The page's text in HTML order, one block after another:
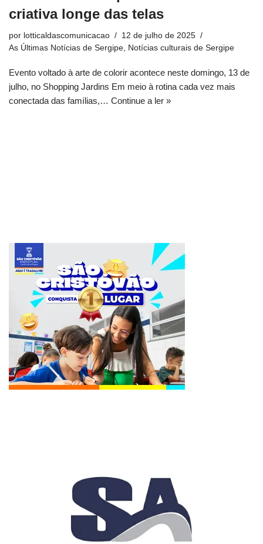
criativa longe das telas
por lotticaldascomunicacao
12 de julho de 2025
As Últimas Notícias de Sergipe
Notícias culturais de Sergipe
Evento voltado à arte de colorir acontece neste domingo, 13 de
julho, no Shopping Jardins Em meio à rotina cada vez mais
conectada das famílias,… Continue a ler »